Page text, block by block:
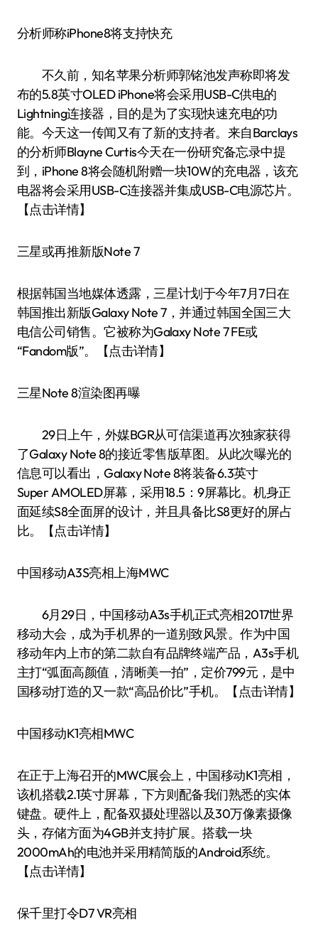
分析师称iPhone8将支持快充
不久前，知名苹果分析师郭铭池发声称即将发
布的5.8英寸OLED iPhone将会采用USB-C供电的
Lightning连接器，目的是为了实现快速充电的功
能。今天这一传闻又有了新的支持者。来自Barclays
的分析师Blayne Curtis今天在一份研究备忘录中提
到，iPhone 8将会随机附赠一块10W的充电器，该充
电器将会采用USB-C连接器并集成USB-C电源芯片。
【点击详情】
三星或再推新版Note 7
根据韩国当地媒体透露，三星计划于今年7月7日在
韩国推出新版Galaxy Note 7，并通过韩国全国三大
电信公司销售。它被称为Galaxy Note 7 FE或
“Fandom版”。【点击详情】
三星Note 8渲染图再曝
29日上午，外媒BGR从可信渠道再次独家获得
了Galaxy Note 8的接近零售版草图。从此次曝光的
信息可以看出，Galaxy Note 8将装备6.3英寸
Super AMOLED屏幕，采用18.5：9屏幕比。机身正
面延续S8全面屏的设计，并且具备比S8更好的屏占
比。【点击详情】
中国移动A3S亮相上海MWC
6月29日，中国移动A3s手机正式亮相2017世界
移动大会，成为手机界的一道别致风景。作为中国
移动年内上市的第二款自有品牌终端产品，A3s手机
主打“弧面高颜值，清晰美一拍”，定价799元，是中
国移动打造的又一款“高品价比”手机。【点击详情】
中国移动K1亮相MWC
在正于上海召开的MWC展会上，中国移动K1亮相，
该机搭载2.1英寸屏幕，下方则配备我们熟悉的实体
键盘。硬件上，配备双摄处理器以及30万像素摄像
头，存储方面为4GB并支持扩展。搭载一块
2000mAh的电池并采用精简版的Android系统。
【点击详情】
保千里打令D7 VR亮相